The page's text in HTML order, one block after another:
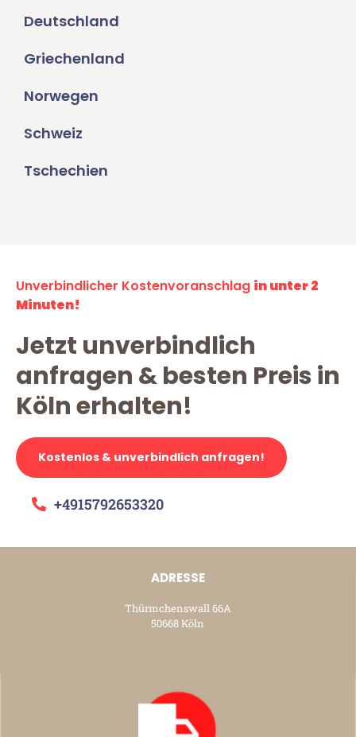
Deutschland
Griechenland
Norwegen
Schweiz
Tschechien
Unverbindlicher Kostenvoranschlag in unter 2
Minuten!
Jetzt unverbindlich
anfragen & besten Preis in
Köln erhalten!
Kostenlos & unverbindlich anfragen!
+4915792653320
ADRESSE
Thürmchenswall 66A
50668 Köln